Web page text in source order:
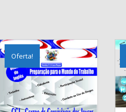
Oferta!